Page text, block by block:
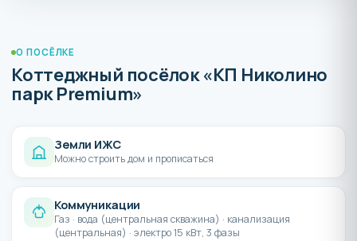
О ПОСЁЛКЕ
Коттеджный посёлок «КП Николино
парк Premium»
Земли ИЖС
Можно строить дом и прописаться
Коммуникации
Газ · вода (центральная скважина) · канализация
(центральная) · электро 15 кВт, 3 фазы